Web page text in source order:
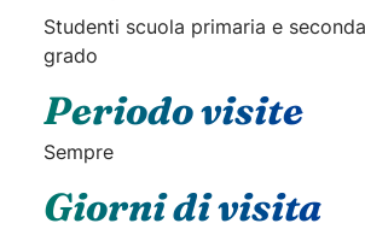
Studenti scuola primaria e
grado
Periodo visite
Sempre
Giorni di visita